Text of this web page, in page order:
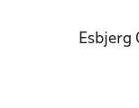
Esbjerg